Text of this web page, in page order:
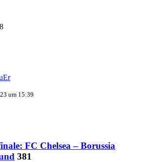
um 15:39
FC Chelsea – Borussia
381